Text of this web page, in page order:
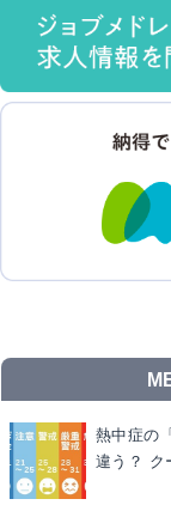
熱中症の
違う？ ク